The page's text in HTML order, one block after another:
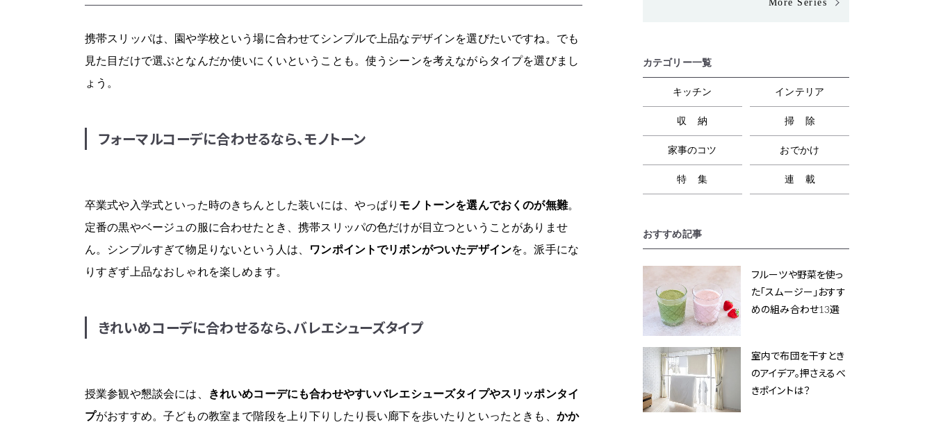
携帯スリッパは、園や学校という場に合わせてシンプルで上品なデザインを選びたいですね。でも
見た目だけで選ぶとなんだか使いにくいということも。使うシーンを考えながらタイプを選びまし
ょう。
フォーマルコーデに合わせるなら、モノトーン
卒業式や入学式といった時のきちんとした装いには、やっぱり モノトーンを選んでおくのが無難。
定番の黒やベージュの服に合わせたとき、携帯スリッパの色だけが目立つということがありませ
ん。シンプルすぎて物足りないという人は、
ワンポイントでリボンがついたデザインを。派手にな
りすぎず上品なおしゃれを楽しめます。
きれいめコーデに合わせるなら、バレエシューズタイプ
授業参観や懇談会には、
きれいめコーデにも合わせやすいバレエシューズタイプやスリッポンタイ
プがおすすめ。子どもの教室まで階段を上り下りしたり長い廊下を歩いたりといったときも、 かか
More Series
カテゴリー一覧
キッチン インテリア
収納 掃除
家事のコツ おでかけ
特集 連載
おすすめ記事
フルーツや野菜を使っ
た「スムージー」おすす
めの組み合わせ13選
室内で布団を干すとき
のアイデア。押さえるべ
きポイントは？